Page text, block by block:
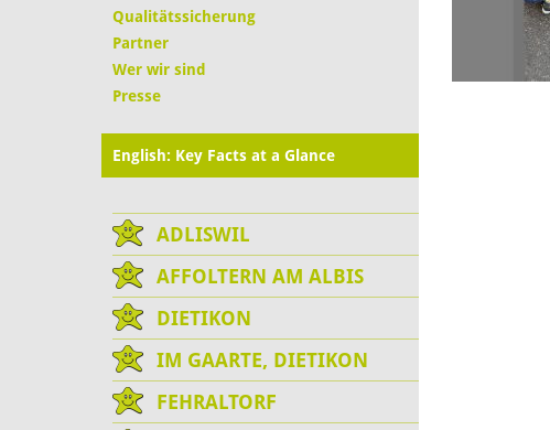
Qualitätssicherung
Partner
Wer wir sind
Presse
English: Key Facts at a Glance
ADLISWIL
AFFOLTERN AM ALBIS
DIETIKON
IM GAARTE, DIETIKON
FEHRALTORF